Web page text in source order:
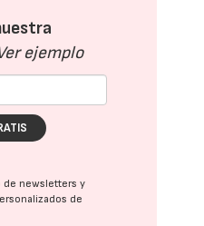
ejemplo
de newsletters y
de